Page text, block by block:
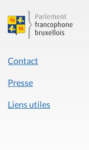
Contact
Presse
Liens utiles